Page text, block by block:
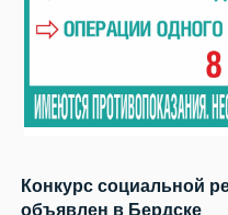
Конкурс социальной
объявлен в Бердске